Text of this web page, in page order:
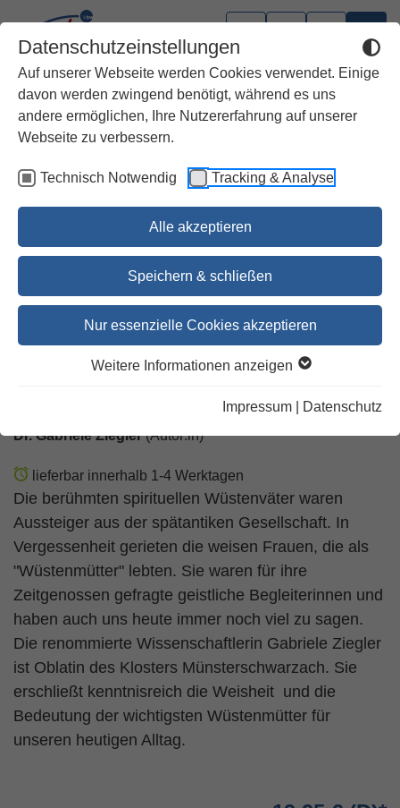
Datenschutzeinstellungen
Auf unserer Webseite werden Cookies verwendet. Einige
davon werden zwingend benötigt, während es uns
andere ermöglichen, Ihre Nutzererfahrung auf unserer
Webseite zu verbessern.
Technisch Notwendig Tracking & Analyse
Alle akzeptieren
Speichern & schließen
Nur essenzielle Cookies akzeptieren
Weitere Informationen anzeigen
Impressum Datenschutz
Die Wüstenmütter
Weise Frauen des frühen Christentums
Dr. Gabriele Ziegler(Autor:in)
lieferbar innerhalb 1-4 Werktagen
Die berühmten spirituellen Wüstenväter waren
Aussteiger aus der spätantiken Gesellschaft. In
Vergessenheit gerieten die weisen Frauen, die als
"Wüstenmütter" lebten. Sie waren für ihre
Zeitgenossen gefragte geistliche Begleiterinnen und
haben auch uns heute immer noch viel zu sagen.
Die renommierte Wissenschaftlerin Gabriele Ziegler
ist Oblatin des Klosters Münsterschwarzach. Sie
erschließt kenntnisreich die Weisheit und die
Bedeutung der wichtigsten Wüstenmütter für
unseren heutigen Alltag.